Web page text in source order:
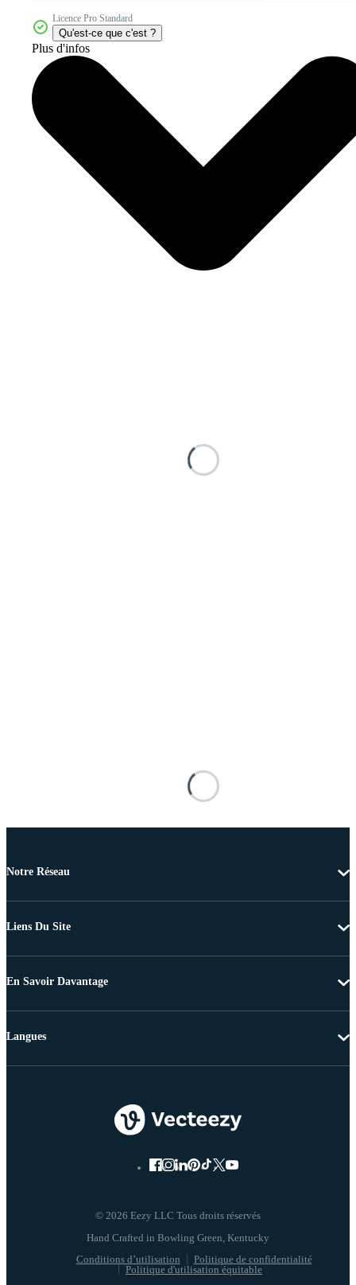
Licence Pro Standard
Qu'est-ce que c'est ?
Plus d'infos
Notre Réseau
Liens Du Site
En Savoir Davantage
© 2026 Eezy LLC Tous droits réservés
Conditions d’utilisation
Politique de confidentialité
Politique d'utilisation équitable
Langues